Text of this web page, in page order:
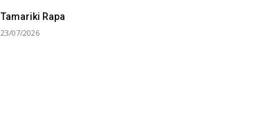
Tamariki Rapa
23/07/2026